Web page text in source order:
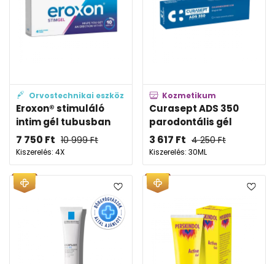
Orvostechnikai eszköz
Eroxon® stimuláló
intim gél tubusban
7 750 Ft 10 999Ft
Kiszerelés: 4X
Kozmetikum
Curasept ADS 350
parodontális gél
3 617 Ft 4 250Ft
Kiszerelés: 30ML